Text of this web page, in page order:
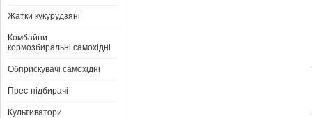
Жатки кукурудзяні
Комбайни
кормозбиральні самохідні
Обприскувачі самохідні
Прес-підбирачі
Культиватори